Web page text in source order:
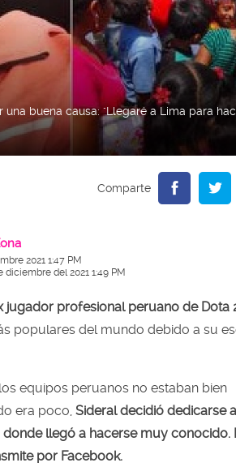
buena causa: "Llegaré a Lima para
2021 1:47 PM
del 2021 1:49 PM
jugador profesional peruano de Dota
populares del mundo debido a su
equipos peruanos no estaban bien
era poco, Sideral decidió dedicarse
llegó a hacerse muy conocido.
por Facebook.